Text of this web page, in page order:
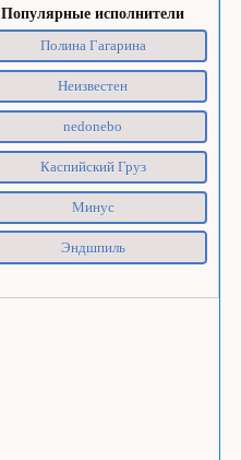
Популярные исполнители
Полина Гагарина
Неизвестен
nedonebo
Каспийский Груз
Минус
Эндшпиль